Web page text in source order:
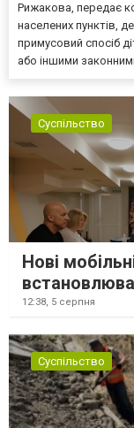
Рижакова, передає
населених пунктів,
примусовий спосіб
або іншими
Суспільство
Нові
12:38, 5 серпня
Суспільство